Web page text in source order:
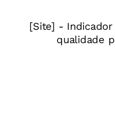
educacionais em
de Educação. Eles têm